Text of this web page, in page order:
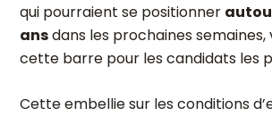
qui pourraient se positionner
ansdans les prochaines semaines,
cette barre pour les candidats les
Cette embellie sur les conditions